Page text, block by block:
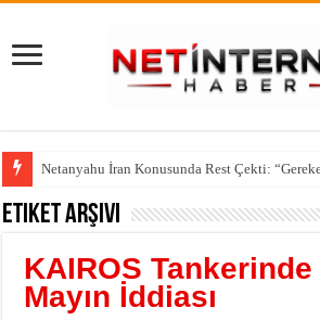
Netanyahu İran Konusunda Rest Çekti:
Etiket Arşivi
KAIROS
Mayın İddiası